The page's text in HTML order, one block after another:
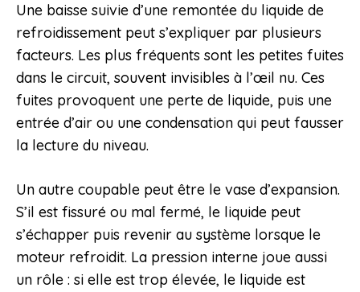
Une baisse suivie d’une remontée du liquide de
refroidissement peut s’expliquer par plusieurs
facteurs. Les plus fréquents sont les petites fuites
dans le circuit, souvent invisibles à l’œil nu. Ces
fuites provoquent une perte de liquide, puis une
entrée d’air ou une condensation qui peut fausser
la lecture du niveau.
Un autre coupable peut être le vase d’expansion.
S’il est fissuré ou mal fermé, le liquide peut
s’échapper puis revenir au système lorsque le
moteur refroidit. La pression interne joue aussi
un rôle : si elle est trop élevée, le liquide est